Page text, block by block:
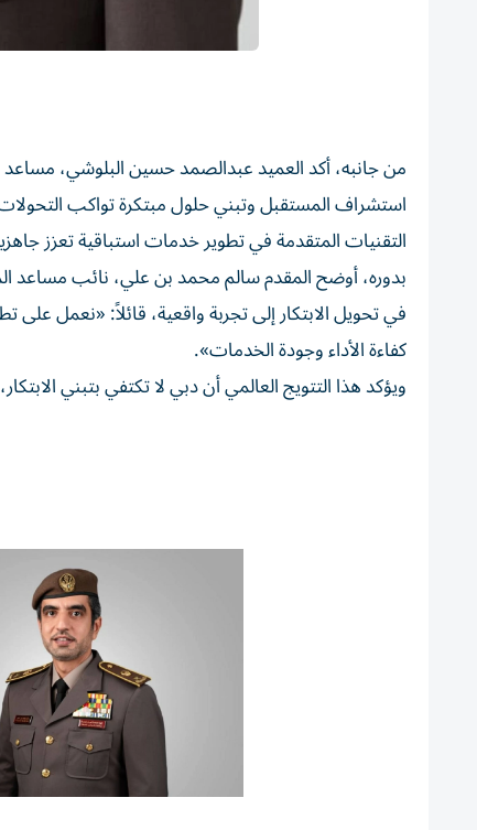
من جانبه، أكد العميد عبدالصمد حسين البلوشي، مساعد
استشراف المستقبل وتبني حلول مبتكرة تواكب
التقنيات المتقدمة في تطوير خدمات استباقية تعزز
بدوره، أوضح المقدم سالم محمد بن علي، نائب مساعد
في تحويل الابتكار إلى تجربة واقعية، قائلاً: «نعمل
كفاءة الأداء وجودة الخدمات».
ويؤكد هذا التتويج العالمي أن دبي لا تكتفي بتبني